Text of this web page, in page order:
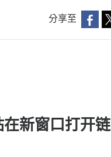
分享至
新窗口打开链